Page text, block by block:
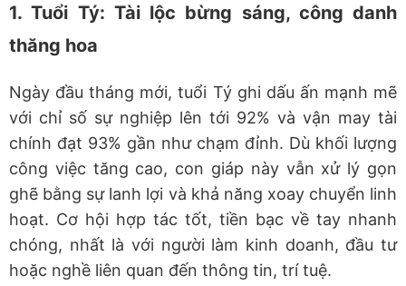
1. Tuổi Tý: Tài lộc bừng sáng, công danh
thăng hoa
Ngày đầu tháng mới, tuổi Tý ghi dấu ấn mạnh mẽ
với chỉ số sự nghiệp lên tới 92% và vận may tài
chính đạt 93% gần như chạm đỉnh. Dù khối lượng
công việc tăng cao, con giáp này vẫn xử lý gọn
ghẽ bằng sự lanh lợi và khả năng xoay chuyển linh
hoạt. Cơ hội hợp tác tốt, tiền bạc về tay nhanh
chóng, nhất là với người làm kinh doanh, đầu tư
hoặc nghề liên quan đến thông tin, trí tuệ.